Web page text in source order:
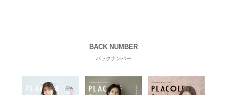
BACK NUMBER
バックナンバー